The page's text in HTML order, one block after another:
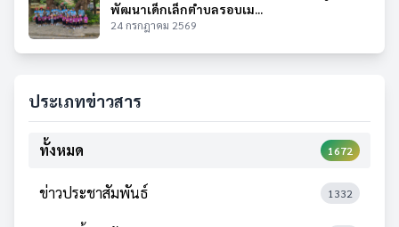
พัฒนาเด็กเล็กตำบลรอบเม...
24 กรกฎาคม 2569
ประเภทข่าวสาร
ทั้งหมด 1672
ข่าวประชาสัมพันธ์ 1332